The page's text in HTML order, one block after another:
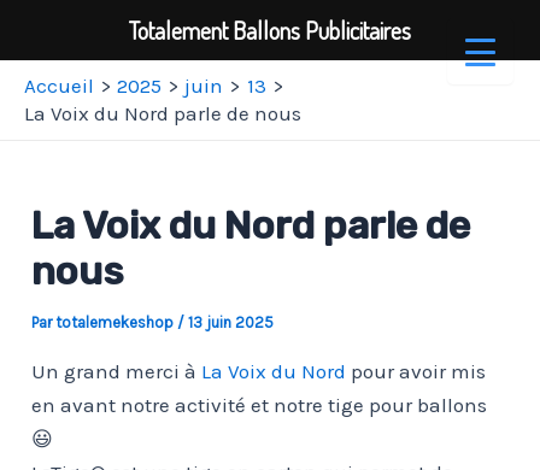
AllerAccueil 2025 juin
13
La Voix du Nord parle de nous
La Voix du Nord parle de
nous
Partotalemekeshop /13 juin 2025
Un grand merci à La Voix du Nord pour avoir mis
en avant notre activité et notre tige pour ballons
😃
Totalement Ballons Publicitaires